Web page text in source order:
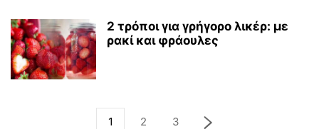
2 τρόποι για γρήγορο λικέρ: με
ρακί και φράουλες
1 2 3